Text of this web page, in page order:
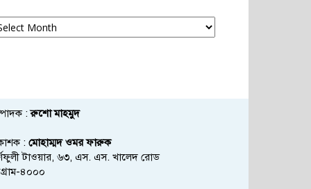
:রুশো মাহমুদ
: মোহাম্মদ ওমর ফারুক
টাওয়ার, ৬৩, এস. এস. খালেদ রোড
৪০০০